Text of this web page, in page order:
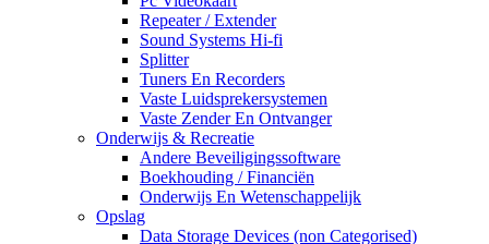
Repeater / Extender
Sound Systems Hi-fi
Splitter
Tuners En Recorders
Vaste Luidsprekersystemen
Vaste Zender En Ontvanger
Onderwijs & Recreatie
Andere Beveiligingssoftware
Boekhouding / Financiën
Onderwijs En Wetenschappelijk
Opslag
Data Storage Devices (non Categorised)